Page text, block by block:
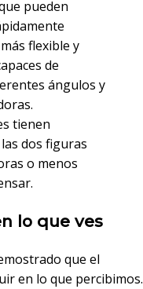
pueden
flexible y
de
ángulos y
tienen
dos figuras
o menos
lo que ves
que el
en lo que percibimos.